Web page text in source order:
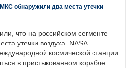
обнаружили два места утечки
что на российском сегменте
утечки воздуха. NASA
космической станции
в пристыкованном корабле